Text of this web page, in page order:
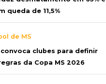
queda de 11,5%
de MS
clubes para definir
da Copa MS 2026